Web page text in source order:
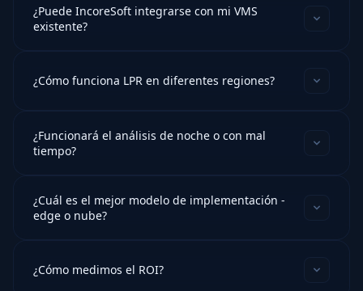
¿Puede IncoreSoft integrarse con mi VMS
existente?
¿Cómo funciona LPR en diferentes regiones?
¿Funcionará el análisis de noche o con mal
tiempo?
¿Cuál es el mejor modelo de implementación -
edge o nube?
¿Cómo medimos el ROI?